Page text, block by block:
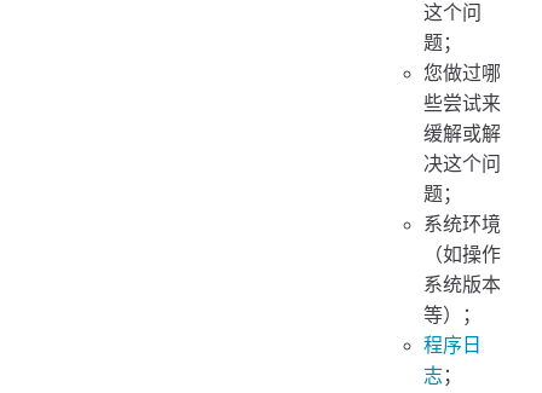
这个问
题；
您做过哪
些尝试来
缓解或解
决这个问
题；
系统环境
（如操作
系统版本
等）；
程序日
志；